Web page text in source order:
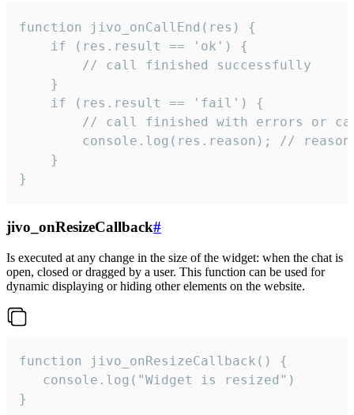
function jivo_onCallEnd(res) {
    if (res.result == 'ok') {
        // call finished successfully
    }
    if (res.result == 'fail') {
// call finished with errors or
console.log(res.reason); //
    }
}
jivo_onResizeCallback#
Is executed at any change in the size of the widget: when the chat is
open, closed or dragged by a user. This function can be used for
dynamic displaying or hiding other elements on the website.
function jivo_onResizeCallback() {
   console.log("Widget is resized")
}